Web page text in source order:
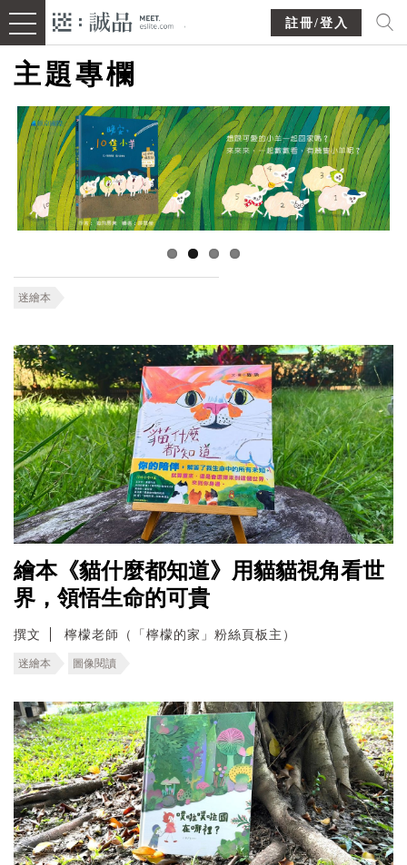
註冊/登入
主題專欄
迷繪本
繪本《貓什麼都知道》用貓貓視角看世
界，領悟生命的可貴
撰文 檸檬老師（「檸檬的家」粉絲頁板主）
迷繪本 圖像閱讀